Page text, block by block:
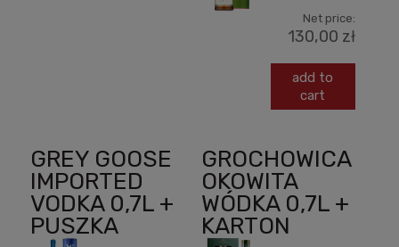
Net price:
130,00 zł
add to
cart
GREY GOOSE
IMPORTED
VODKA 0,7L +
PUSZKA
GROCHOWICA
OKOWITA
WÓDKA 0,7L +
KARTON